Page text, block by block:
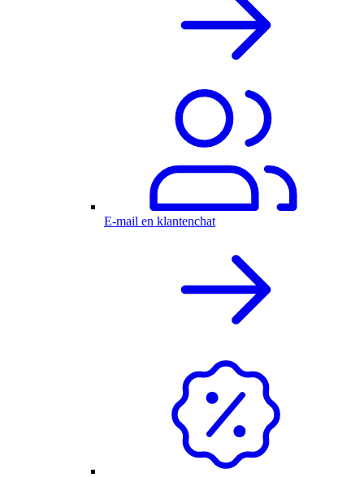
E-mail en klantenchat